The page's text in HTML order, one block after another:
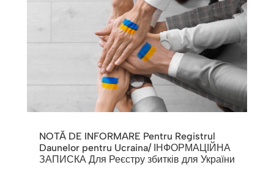
NOTĂ DE INFORMARE Pentru Registrul
Daunelor pentru Ucraina/ ІНФОРМАЦІЙНА
ЗАПИСКА Для Реєстру збитків для України